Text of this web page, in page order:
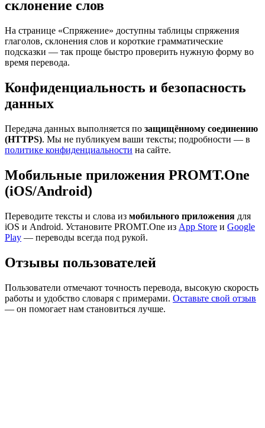
склонение слов
На странице «Спряжение» доступны таблицы спряжения
глаголов, склонения слов и короткие грамматические
подсказки — так проще быстро проверить нужную форму во
время перевода.
Конфиденциальность и безопасность
данных
Передача данных выполняется по защищённому соединению
(HTTPS). Мы не публикуем ваши тексты; подробности — в
политике конфиденциальности на сайте.
Мобильные приложения PROMT.One
(iOS/Android)
Переводите тексты и слова из мобильного приложения для
iOS и Android. Установите PROMT.One из App Store и Google
Play — переводы всегда под рукой.
Отзывы пользователей
Пользователи отмечают точность перевода, высокую скорость
работы и удобство словаря с примерами. Оставьте свой отзыв
— он помогает нам становиться лучше.